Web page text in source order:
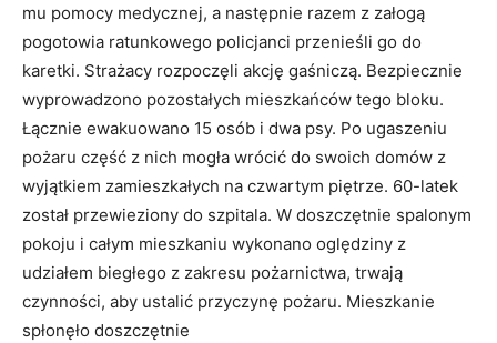
mu pomocy medycznej, a następnie razem z załogą
pogotowia ratunkowego policjanci przenieśli go do
karetki. Strażacy rozpoczęli akcję gaśniczą. Bezpiecznie
wyprowadzono pozostałych mieszkańców tego bloku.
Łącznie ewakuowano 15 osób i dwa psy. Po ugaszeniu
pożaru część z nich mogła wrócić do swoich domów z
wyjątkiem zamieszkałych na czwartym piętrze. 60-latek
został przewieziony do szpitala. W doszczętnie spalonym
pokoju i całym mieszkaniu wykonano oględziny z
udziałem biegłego z zakresu pożarnictwa, trwają
czynności, aby ustalić przyczynę pożaru. Mieszkanie
spłonęło doszczętnie